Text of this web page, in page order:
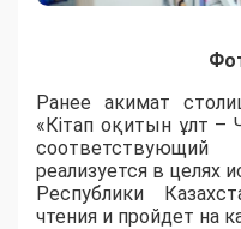
Ранее акимат
«Кітап оқитын ұлт –
реализуется в целях
Республики
чтения и пройдет на